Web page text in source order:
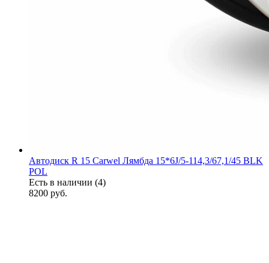
Автодиск R 15 Carwel Лямбда 15*6J/5-114,3/67,1/45 BLK
POL
Есть в наличии (4)
8200 руб.